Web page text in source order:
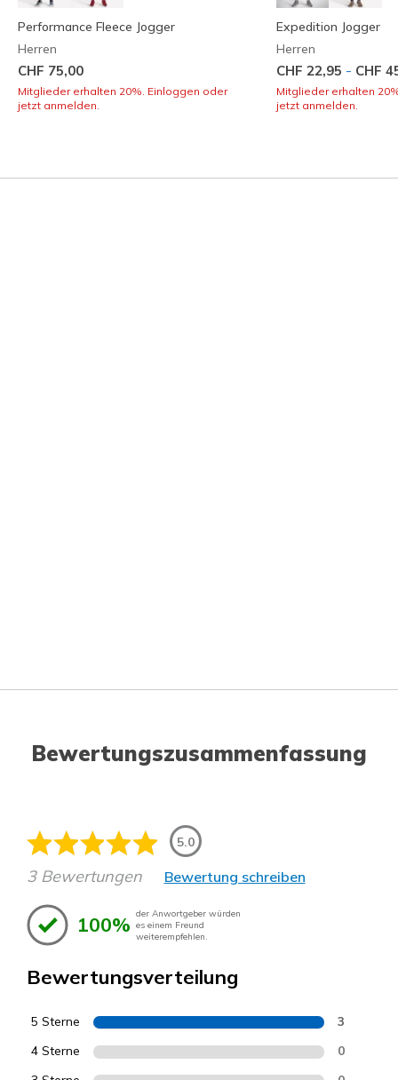
Performance Fleece Jogger
Herren
CHF 75,00
Mitglieder erhalten 20%. Einloggen oder
jetzt anmelden.
Expedition Jogger
Herren
CHF 22,95 - CHF
Mitglieder erhalten
jetzt anmelden.
Bewertungszusammenfassung
5.0
3 Bewertungen Bewertung schreiben
100% der Anwortgeber würden
es einem Freund
weiterempfehlen.
Bewertungsverteilung
5 Sterne 3
4 Sterne 0